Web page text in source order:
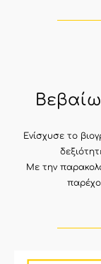
Ενίσχυσε το
Με την